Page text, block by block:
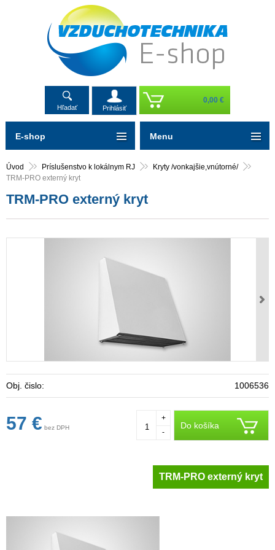
Hľadať Prihlásiť
0,00 €
Úvod Príslušenstvo k lokálnym RJ
Kryty /vonkajšie,vnútorné/
TRM-PRO externý kryt
TRM-PRO externý kryt
Obj. čislo: 1006536
57 € bez DPH Do košíka
+
-
TRM-PRO externý kryt
E-shop Menu